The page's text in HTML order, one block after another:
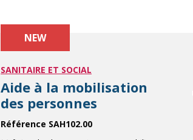
NEW
SANITAIRE ET SOCIAL
Aide à la mobilisation
des personnes
Référence SAH102.00